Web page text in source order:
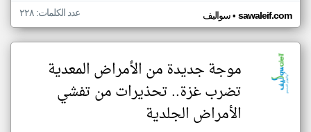
سواليف• sawaleif.com عدد الكلمات: ٢٢٨
موجة جديدة من الأمراض المعدية
تضرب غزة.. تحذيرات من تفشي
الأمراض الجلدية